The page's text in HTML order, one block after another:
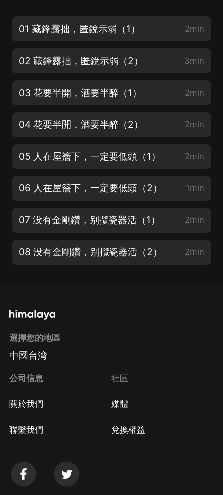
01 藏鋒露拙，匿銳示弱（1） 2min
02 藏鋒露拙，匿銳示弱（2） 3min
03 花要半開，酒要半醉（1） 2min
04 花要半開，酒要半醉（2） 2min
05 人在屋簷下，一定要低頭（1） 2min
06 人在屋簷下，一定要低頭（2） 1min
07 没有金剛鑽，别攬瓷器活（1） 2min
08 没有金剛鑽，别攬瓷器活（2） 2min
選擇您的地區
中國台湾
公司信息
關於我們
聯繫我們
社區
媒體
兌換權益